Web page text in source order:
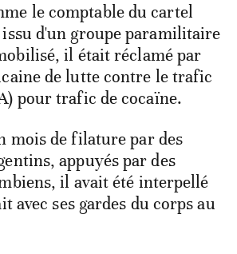
le comptable du cartel
issu d'un groupe paramilitaire
il était réclamé par
de lutte contre le trafic
pour trafic de cocaïne.
mois de filature par des
appuyés par des
il avait été interpellé
avec ses gardes du corps au